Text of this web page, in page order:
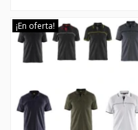
¡En oferta!